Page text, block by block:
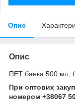
Опис
Опис
ПЕТ банка 500 мл,
При оптових
номером +38067